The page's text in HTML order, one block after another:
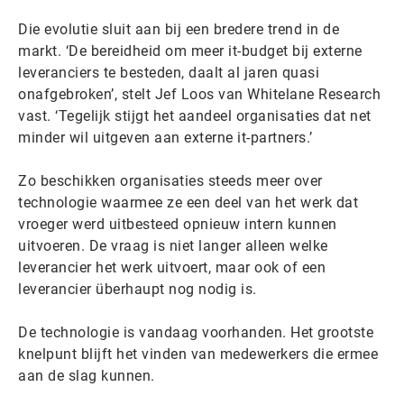
Die evolutie sluit aan bij een bredere trend in de
markt. ‘De bereidheid om meer it-budget bij externe
leveranciers te besteden, daalt al jaren quasi
onafgebroken’, stelt Jef Loos van Whitelane Research
vast. ‘Tegelijk stijgt het aandeel organisaties dat net
minder wil uitgeven aan externe it-partners.’
Zo beschikken organisaties steeds meer over
technologie waarmee ze een deel van het werk dat
vroeger werd uitbesteed opnieuw intern kunnen
uitvoeren. De vraag is niet langer alleen welke
leverancier het werk uitvoert, maar ook of een
leverancier überhaupt nog nodig is.
De technologie is vandaag voorhanden. Het grootste
knelpunt blijft het vinden van medewerkers die ermee
aan de slag kunnen.